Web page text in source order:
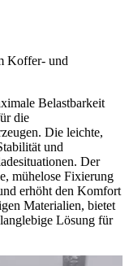
Koffer- und
Belastbarkeit
die
Die leichte,
und
Der
mühelose Fixierung
erhöht den Komfort
Materialien, bietet
Lösung für